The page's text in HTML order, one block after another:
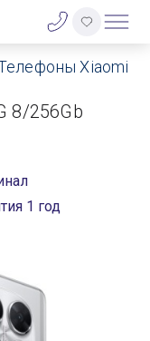
Xiaomi
8/256Gb
1 год